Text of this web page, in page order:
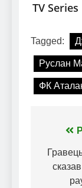
Tagged:
Руслан
ФК